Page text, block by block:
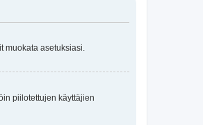
muokata asetuksiasi.
piilotettujen käyttäjien